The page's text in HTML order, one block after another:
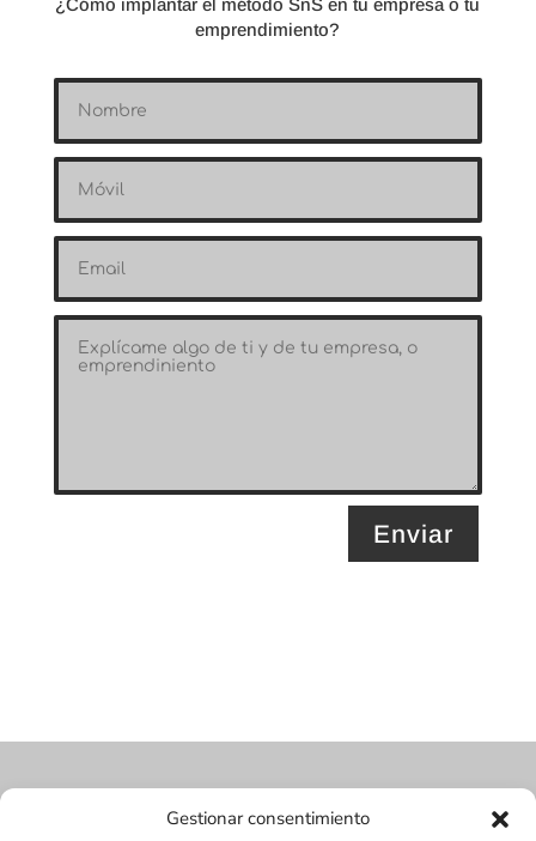
Gestionar consentimiento
¿Cómo implantar el método SnS en tu empresa o tu
emprendimiento?
Enviar